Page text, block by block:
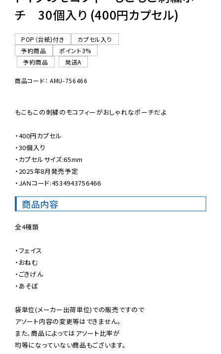
チ 30個入り (400円カプセル)
POP（台紙)付き
カプセル入り
予約商品
ポイント3%
予約商品
発送A
商品コード： AMU-756466
もこもこの刺繍のモコフィーがおしゃれなポーチだよ
・400円カプセル
・30個入り
・カプセルサイズ:65mm
・2025年8月発売予定
・JANコード:4534943756466
商品内容
全4種類
・フェイス
・おねむ
・ごきげん
・あそぼ
袋単位(メーカー出荷単位)での販売ですので
アソート内容の変更等はできません。
また、商品によってはアソート比率が
均等になっていない商品もございます。